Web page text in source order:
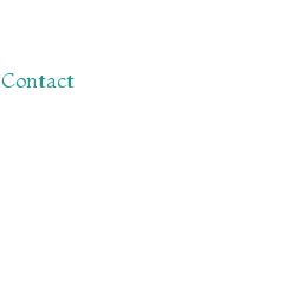
Contact